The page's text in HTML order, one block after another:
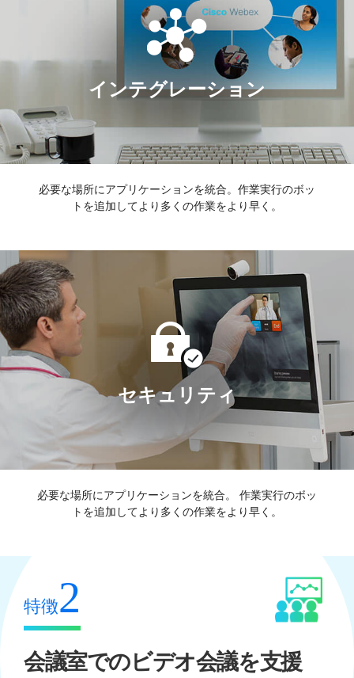
インテグレーション
必要な場所にアプリケーションを統合。 作業実行のボッ
トを追加してより多くの作業をより早く。
セキュリティ
必要な場所にアプリケーションを統合。
作業実行のボッ
トを追加してより多くの作業をより早く。
特徴2
会議室でのビデオ会議を支援